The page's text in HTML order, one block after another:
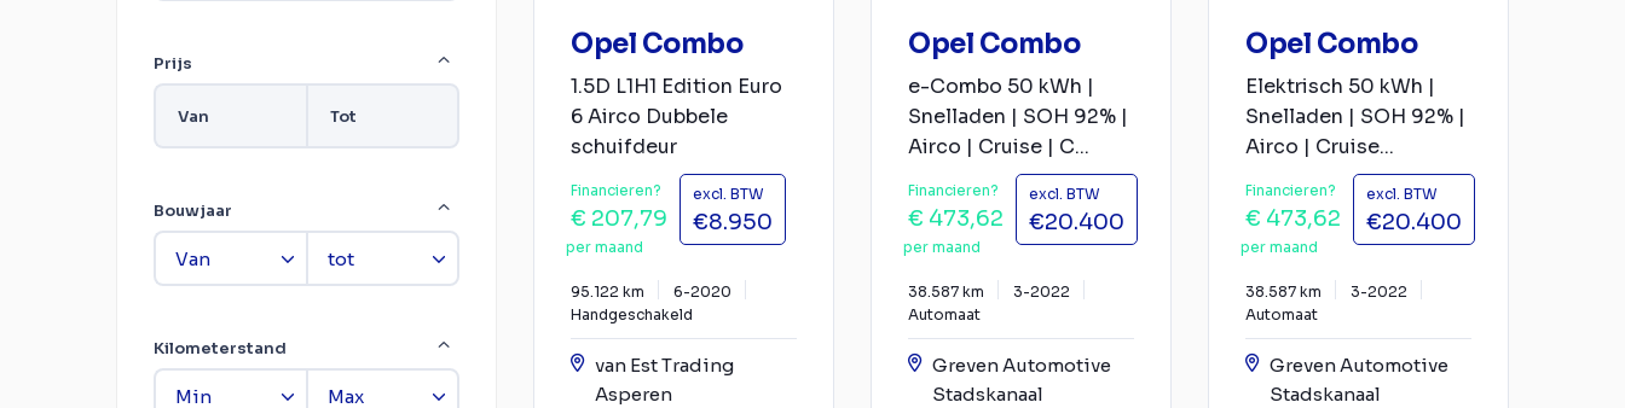
Prijs
Van Tot
Bouwjaar
Kilometerstand
Opel Combo
1.5D L1H1 Edition Euro
6 Airco Dubbele
schuifdeur
Financieren?
€ 207,79
per maand
excl. BTW
€8.950
95.122 km
6-2020
Handgeschakeld
van Est Trading
Asperen
Opel Combo
e-Combo 50 kWh |
Snelladen | SOH 92% |
Airco | Cruise | C...
Financieren?
€ 473,62
per maand
excl. BTW
€20.400
38.587 km
3-2022
Automaat
Greven Automotive
Stadskanaal
Opel Combo
Elektrisch 50 kWh |
Snelladen | SOH 92% |
Airco | Cruise...
Financieren?
€ 473,62
per maand
excl. BTW
€20.400
38.587 km
3-2022
Automaat
Greven Automotive
Stadskanaal